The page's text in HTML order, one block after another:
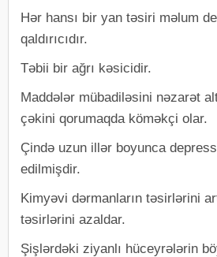
Hər hansı bir yan təsiri məlum
qaldırıcıdır.
Təbii bir ağrı kəsicidir.
Maddələr mübadiləsini nəzarət
çəkini qorumaqda köməkçi olar.
Çində uzun illər boyunca
edilmişdir.
Kimyəvi dərmanların təsirlərini
təsirlərini azaldar.
Şişlərdəki ziyanlı hüceyrələrin